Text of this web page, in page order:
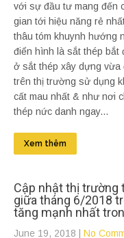
với sự đầu tư mang đến
gian tới hiệu năng rẻ
thâu tóm khuynh hướng
điển hình là sắt thép bắt
ở sắt thép xây dựng vừa
trên thị trường sử dụng
cất mau nhất & như nơi
thép nức danh ngay...
Xem thêm
Cập nhật thị trường
giữa tháng 6/2018
tăng mạnh nhất
June 19, 2018 No